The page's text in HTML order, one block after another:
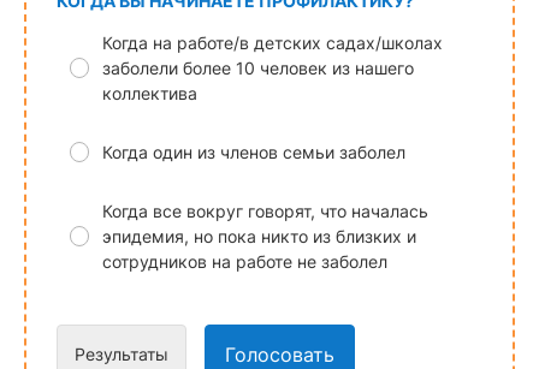
Когда на работе/в детских садах/школах
заболели более 10 человек из нашего
коллектива
Когда один из членов семьи заболел
Когда все вокруг говорят, что началась
эпидемия, но пока никто из близких и
сотрудников на работе не заболел
Результаты Голосовать